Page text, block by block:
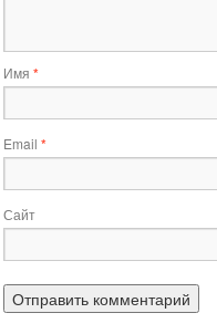
Имя *
Email *
Сайт